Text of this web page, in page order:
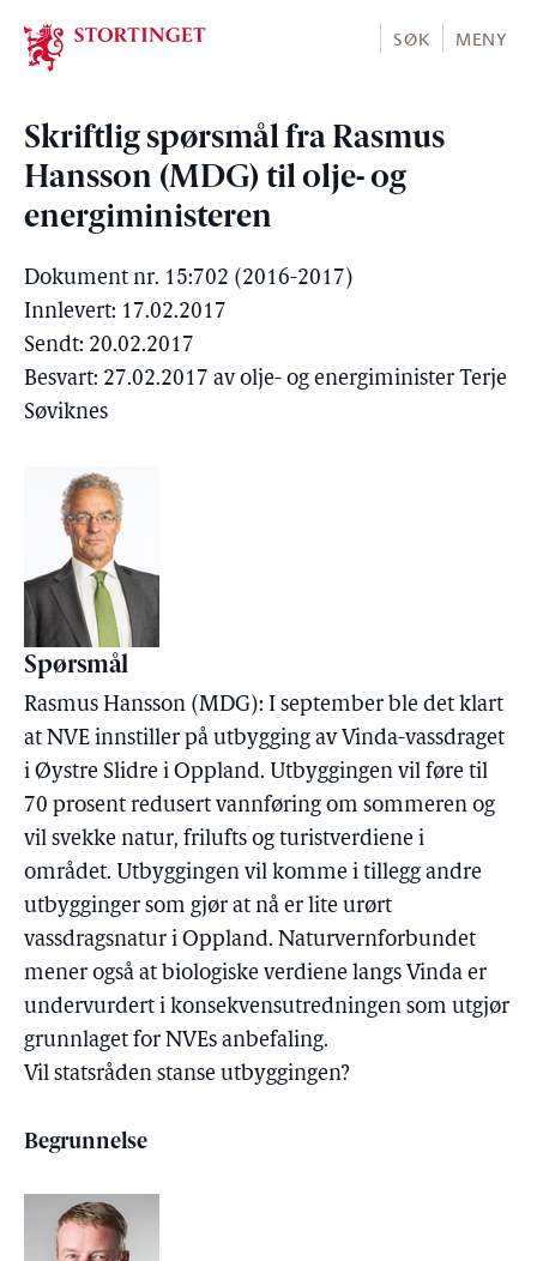
Stortinget.no
SØK MENY
Skriftlig spørsmål fra Rasmus
Hansson (MDG) til olje- og
energiministeren
Dokument nr. 15:702 (2016-2017)
Innlevert: 17.02.2017
Sendt: 20.02.2017
Besvart: 27.02.2017 av olje- og energiminister Terje
Søviknes
Spørsmål
Rasmus Hansson (MDG): I september ble det klart
at NVE innstiller på utbygging av Vinda-vassdraget
i Øystre Slidre i Oppland. Utbyggingen vil føre til
70 prosent redusert vannføring om sommeren og
vil svekke natur, frilufts og turistverdiene i
området. Utbyggingen vil komme i tillegg andre
utbygginger som gjør at nå er lite urørt
vassdragsnatur i Oppland. Naturvernforbundet
mener også at biologiske verdiene langs Vinda er
undervurdert i konsekvensutredningen som utgjør
grunnlaget for NVEs anbefaling.
Vil statsråden stanse utbyggingen?
Begrunnelse